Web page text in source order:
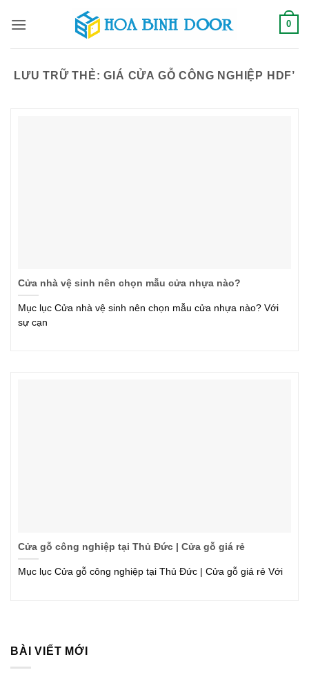
qua
0
LƯU TRỮ THẺ:GIÁ CỬA GỖ CÔNG NGHIỆP HDF’
Cửa nhà vệ sinh nên chọn mẫu cửa nhựa nào?
Mục lục Cửa nhà vệ sinh nên chọn mẫu cửa nhựa nào? Với
sự cạn
Cửa gỗ công nghiệp tại Thủ Đức | Cửa gỗ giá rẻ
Mục lục Cửa gỗ công nghiệp tại Thủ Đức | Cửa gỗ giá rẻ Với
BÀI VIẾT MỚI